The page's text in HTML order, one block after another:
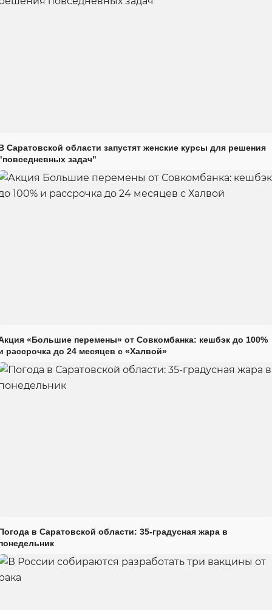
Саратовской области запустят женские курсы для решения
задач"
«Большие перемены» от Совкомбанка: кешбэк до 100%
рассрочка до 24 месяцев с «Халвой»
в Саратовской области: 35-градусная жара в